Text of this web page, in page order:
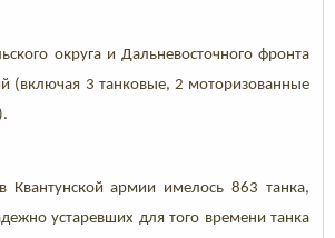
округа и Дальневосточного фронта
(включая 3 танковые, 2 моторизованные
Квантунской армии имелось 863 танка,
устаревших для того времени танка